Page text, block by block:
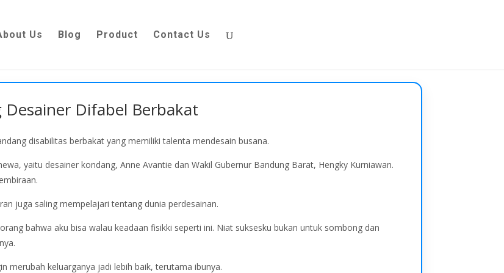
Us Blog Product Contact Us
Difabel Berbakat
disabilitas berbakat yang memiliki talenta mendesain busana.
yaitu desainer kondang, Anne Avantie dan Wakil Gubernur Bandung Barat, Hengky Kurniawan.
juga saling mempelajari tentang dunia perdesainan.
bahwa aku bisa walau keadaan fisikki seperti ini. Niat suksesku bukan untuk sombong dan
merubah keluarganya jadi lebih baik, terutama ibunya.